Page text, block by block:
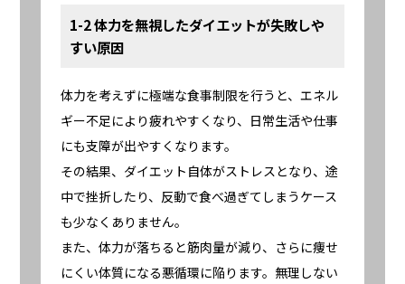
1-2 体力を無視したダイエットが失敗しや
すい原因
体力を考えずに極端な食事制限を行うと、エネル
ギー不足により疲れやすくなり、日常生活や仕事
にも支障が出やすくなります。
その結果、ダイエット自体がストレスとなり、途
中で挫折したり、反動で食べ過ぎてしまうケース
も少なくありません。
また、体力が落ちると筋肉量が減り、さらに痩せ
にくい体質になる悪循環に陥ります。無理しない